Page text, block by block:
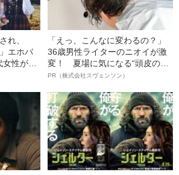
れ、
エホバ
女性が実
「えっ、こんなに変わるの？」
36歳男性ライターのニオイが激
変！ 夏場に気になる“頭皮のニ
オイ”や“ベタつき”を解消す
ト”が生み出した徹底ケアとは
PR（株式会社スヴェンソン）